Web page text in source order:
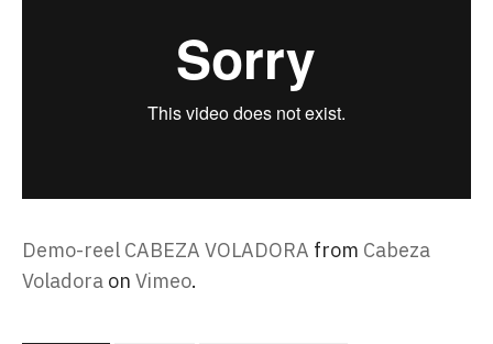
Demo-reel CABEZA VOLADORA from Cabeza
Voladora on Vimeo.